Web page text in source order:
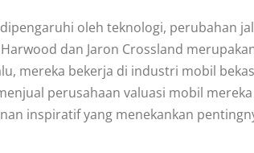
oleh teknologi, perubahan
dan Jaron Crossland
mereka bekerja di industri mobil
perusahaan valuasi mobil
inspiratif yang menekankan